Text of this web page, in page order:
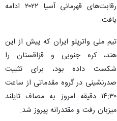
رقابت‌های قهرمانی آسیا ۲۰۲۲ ادامه
یافت.
تیم ملی واترپلو ایران که پیش از این
هند، کره جنوبی و قزاقستان را
شکست داده بود، برای تثبیت
صدرنشینی در گروه مقدماتی از ساعت
۱۴:۳۰ دقیقه امروز به مصاف تایلند
میزبان رفت و مقتدرانه پیروز شد.